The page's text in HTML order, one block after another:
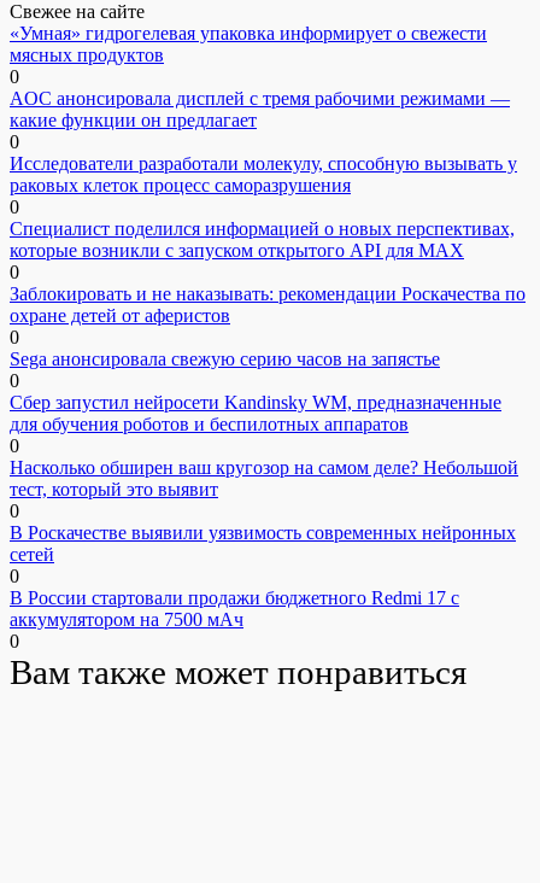
Свежее на сайте
«Умная» гидрогелевая упаковка информирует о свежести
мясных продуктов
0
AOC анонсировала дисплей с тремя рабочими режимами —
какие функции он предлагает
0
Исследователи разработали молекулу, способную вызывать у
раковых клеток процесс саморазрушения
0
Специалист поделился информацией о новых перспективах,
которые возникли с запуском открытого API для МАХ
0
Заблокировать и не наказывать: рекомендации Роскачества по
охране детей от аферистов
0
Sega анонсировала свежую серию часов на запястье
0
Сбер запустил нейросети Kandinsky WM, предназначенные
для обучения роботов и беспилотных аппаратов
0
Насколько обширен ваш кругозор на самом деле? Небольшой
тест, который это выявит
0
В Роскачестве выявили уязвимость современных нейронных
сетей
0
В России стартовали продажи бюджетного Redmi 17 с
аккумулятором на 7500 мАч
0
Вам также может понравиться